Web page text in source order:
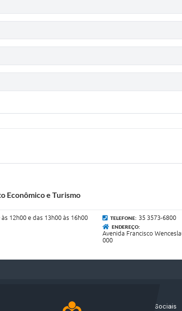
Econômico e Turismo
12h00 e das 13h00 às 16h00 TELEFONE: 35 3573-6800
ENDEREÇO:
Avenida Francisco
000
Acompanhe nossas Redes Sociais